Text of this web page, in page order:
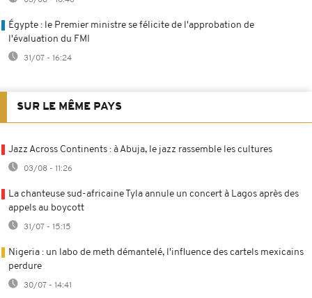
Égypte : le Premier ministre se félicite de l'approbation de
l'évaluation du FMI
31/07 - 16:24
SUR LE MÊME PAYS
Jazz Across Continents : à Abuja, le jazz rassemble les cultures
03/08 - 11:26
La chanteuse sud-africaine Tyla annule un concert à Lagos après des
appels au boycott
31/07 - 15:15
Nigeria : un labo de meth démantelé, l'influence des cartels mexicains
perdure
30/07 - 14:41